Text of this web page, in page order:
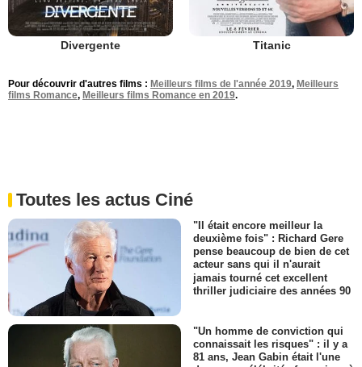
Divergente Titanic
Pour découvrir d'autres films : Meilleurs films de l'année 2019, Meilleurs
films Romance, Meilleurs films Romance en 2019.
Toutes les actus Ciné
"Il était encore meilleur la
deuxième fois" : Richard Gere
pense beaucoup de bien de cet
acteur sans qui il n'aurait
jamais tourné cet excellent
thriller judiciaire des années 90
"Un homme de conviction qui
connaissait les risques" : il y a
81 ans, Jean Gabin était l'une